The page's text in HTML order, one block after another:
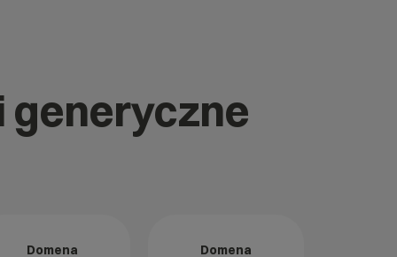
generyczne
Domena Domena